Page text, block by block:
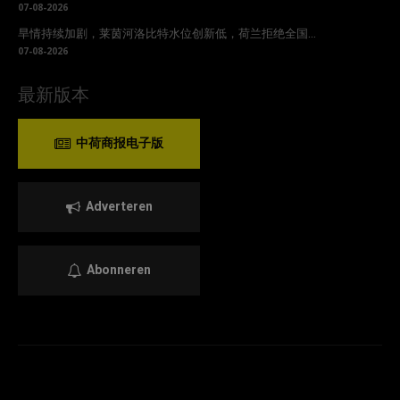
07-08-2026
旱情持续加剧，莱茵河洛比特水位创新低，荷兰拒绝全国...
07-08-2026
最新版本
中荷商报电子版
Adverteren
Abonneren